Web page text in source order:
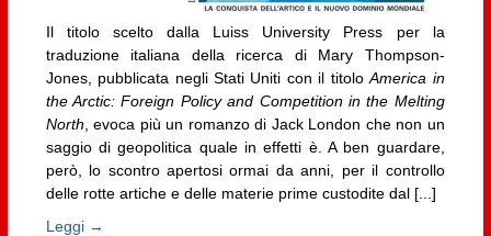
Il titolo scelto dalla Luiss University Press per la
traduzione italiana della ricerca di Mary Thompson-
Jones, pubblicata negli Stati Uniti con il titoloAmerica in
the Arctic: Foreign Policy and Competition in the Melting
North, evoca più un romanzo di Jack London che non un
saggio di geopolitica quale in effetti è. A ben guardare,
però, lo scontro apertosi ormai da anni, per il controllo
delle rotte artiche e delle materie prime custodite dal [...]
Leggi →